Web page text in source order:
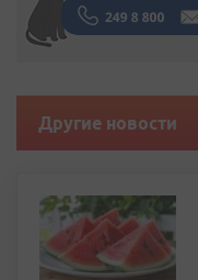
Другие новости